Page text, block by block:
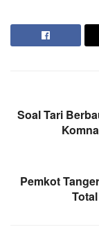
Soal Tari
Pemkot